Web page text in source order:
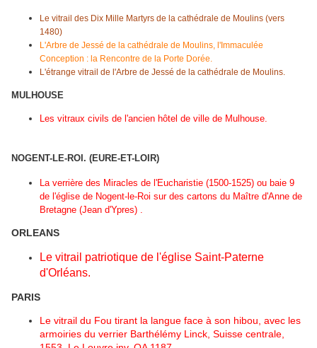
Le vitrail des Dix Mille Martyrs de la cathédrale de Moulins (vers
1480)
L'Arbre de Jessé de la cathédrale de Moulins, l'Immaculée
Conception : la Rencontre de la Porte Dorée.
L'étrange vitrail de l'Arbre de Jessé de la cathédrale de Moulins.
MULHOUSE
Les vitraux civils de l'ancien hôtel de ville de Mulhouse.
NOGENT-LE-ROI. (EURE-ET-LOIR)
La verrière des Miracles de l'Eucharistie (1500-1525) ou baie 9
de l'église de Nogent-le-Roi sur des cartons du Maître d'Anne de
Bretagne (Jean d'Ypres) .
ORLEANS
Le vitrail patriotique de l'église Saint-Paterne
d'Orléans.
PARIS
Le vitrail du Fou tirant la langue face à son hibou, avec les
armoiries du verrier Barthélémy Linck, Suisse centrale,